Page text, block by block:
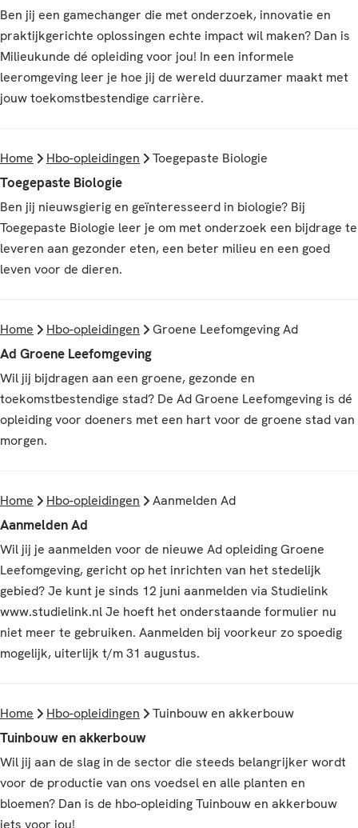
Ben jij een gamechanger die met onderzoek, innovatie en
praktijkgerichte oplossingen echte impact wil maken? Dan is
Milieukunde dé opleiding voor jou! In een informele
leeromgeving leer je hoe jij de wereld duurzamer maakt met
jouw toekomstbestendige carrière.
Home Hbo-opleidingen Toegepaste Biologie
Toegepaste Biologie
Ben jij nieuwsgierig en geïnteresseerd in biologie? Bij
Toegepaste Biologie leer je om met onderzoek een bijdrage te
leveren aan gezonder eten, een beter milieu en een goed
leven voor de dieren.
Home Hbo-opleidingen Groene Leefomgeving Ad
Ad Groene Leefomgeving
Wil jij bijdragen aan een groene, gezonde en
toekomstbestendige stad? De Ad Groene Leefomgeving is dé
opleiding voor doeners met een hart voor de groene stad van
morgen.
Home Hbo-opleidingen Aanmelden Ad
Aanmelden Ad
Wil jij je aanmelden voor de nieuwe Ad opleiding Groene
Leefomgeving, gericht op het inrichten van het stedelijk
gebied? Je kunt je sinds 12 juni aanmelden via Studielink
www.studielink.nl Je hoeft het onderstaande formulier nu
niet meer te gebruiken. Aanmelden bij voorkeur zo spoedig
mogelijk, uiterlijk t/m 31 augustus.
Home Hbo-opleidingen Tuinbouw en akkerbouw
Tuinbouw en akkerbouw
Wil jij aan de slag in de sector die steeds belangrijker wordt
voor de productie van ons voedsel en alle planten en
bloemen? Dan is de hbo-opleiding Tuinbouw en akkerbouw
iets voor jou!